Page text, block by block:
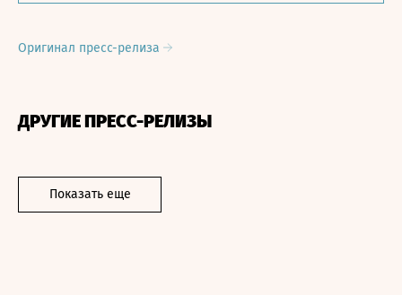
Оригинал пресс-релиза
ДРУГИЕ ПРЕСС-РЕЛИЗЫ
Показать еще